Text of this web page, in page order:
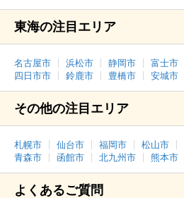
東海の注目エリア
名古屋市 浜松市 静岡市 富士市
四日市市
鈴鹿市 豊橋市 安城市
その他の注目エリア
札幌市 仙台市 福岡市 松山市
青森市
函館市 北九州市 熊本市
よくあるご質問